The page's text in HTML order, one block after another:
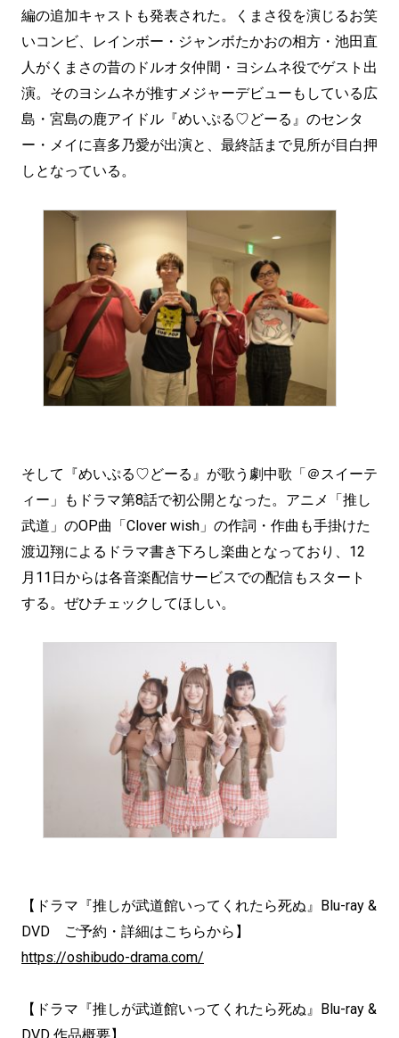
編の追加キャストも発表された。くまさ役を演じるお笑
いコンビ、レインボー・ジャンボたかおの相方・池田直
人がくまさの昔のドルオタ仲間・ヨシムネ役でゲスト出
演。そのヨシムネが推すメジャーデビューもしている広
島・宮島の鹿アイドル『めいぷる♡どーる』のセンタ
ー・メイに喜多乃愛が出演と、最終話まで見所が目白押
しとなっている。
そして『めいぷる♡どーる』が歌う劇中歌「＠スイーテ
ィー」もドラマ第8話で初公開となった。アニメ「推し
武道」のOP曲「Clover wish」の作詞・作曲も手掛けた
渡辺翔によるドラマ書き下ろし楽曲となっており、12
月11日からは各音楽配信サービスでの配信もスタート
する。ぜひチェックしてほしい。
【ドラマ『推しが武道館いってくれたら死ぬ』Blu-ray &
DVD ご予約・詳細はこちらから】
https://oshibudo-drama.com/
【ドラマ『推しが武道館いってくれたら死ぬ』Blu-ray &